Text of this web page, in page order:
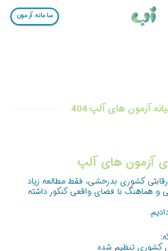
سامانه آزمون
آزمون های آلپ 404
آزمون های آلپ
کشوری بدرخشی، فقط مطالعه زیاد
و هماهنگ با فضای واقعی کنکور داشته
کشوری تنظیم شده